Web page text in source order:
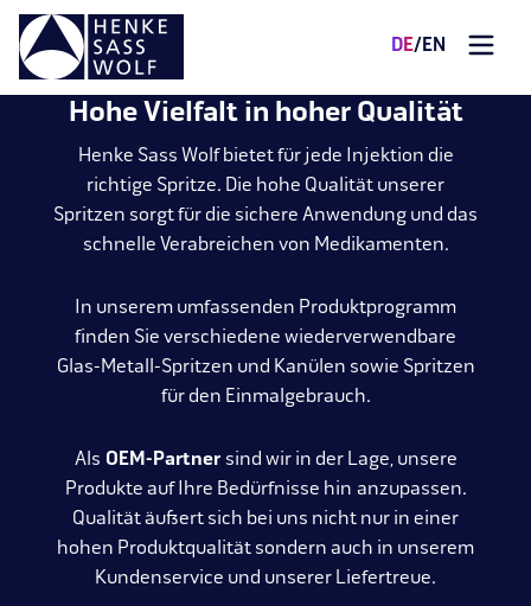
DE/ EN
Hohe Vielfalt in hoher Qualität
Henke Sass Wolf bietet für jede Injektion die
richtige Spritze. Die hohe Qualität unserer
Spritzen sorgt für die sichere Anwendung und das
schnelle Verabreichen von Medikamenten.
In unserem umfassenden Produktprogramm
finden Sie verschiedene wiederverwendbare
Glas-Metall-Spritzen und Kanülen sowie Spritzen
für den Einmalgebrauch.
Als OEM-Partnersind wir in der Lage, unsere
Produkte auf Ihre Bedürfnisse hin anzupassen.
Qualität äußert sich bei uns nicht nur in einer
hohen Produktqualität sondern auch in unserem
Kundenservice und unserer Liefertreue.